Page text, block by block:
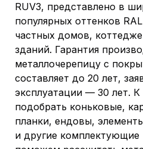
RUV3, представлено в
популярных оттенков
частных домов,
зданий. Гарантия
металлочерепицу с
составляет до 20 лет,
эксплуатации — 30 лет.
подобрать коньковые,
планки, ендовы,
и другие